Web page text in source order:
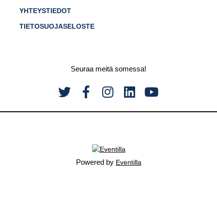
YHTEYSTIEDOT
TIETOSUOJASELOSTE
Seuraa meitä somessa!
Powered by Eventilla